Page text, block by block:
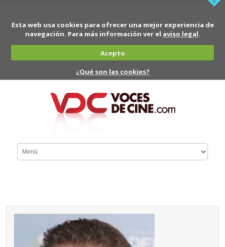
Esta web usa cookies para ofrecer una mejor experiencia de
navegación. Para más información ver el aviso legal.
Acepto
¿Qué son las cookies?